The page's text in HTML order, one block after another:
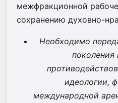
межфракционной
сохранению духовно-
Необходимо
поколения
идеологии,
международной